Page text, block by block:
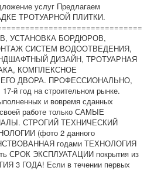
услуг Предлагаем
ТРОТУАРНОЙ ПЛИТКИ.
УСТАНОВКА БОРДЮРОВ,
СИСТЕМ ВОДООТВЕДЕНИЯ,
ДИЗАЙН, ТРОТУАРНАЯ
КОМПЛЕКСНОЕ
ДВОРА. ПРОФЕССИОНАЛЬНО,
год на строительном рынке.
и вовремя сданных
работе только САМЫЕ
СТРОГИЙ ТЕХНИЧЕСКИЙ
(фото 2 данного
годами ТЕХНОЛОГИЯ
СРОК ЭКСПЛУАТАЦИИ покрытия из
3 ГОДА! Если в течении первых